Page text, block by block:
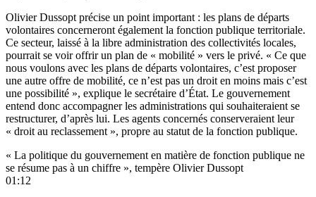
Olivier Dussopt précise un point important : les plans de départs
volontaires concerneront également la fonction publique territoriale.
Ce secteur, laissé à la libre administration des collectivités locales,
pourrait se voir offrir un plan de « mobilité » vers le privé. « Ce que
nous voulons avec les plans de départs volontaires, c’est proposer
une autre offre de mobilité, ce n’est pas un droit en moins mais c’est
une possibilité », explique le secrétaire d’État. Le gouvernement
entend donc accompagner les administrations qui souhaiteraient se
restructurer, d’après lui. Les agents concernés conserveraient leur
« droit au reclassement », propre au statut de la fonction publique.
« La politique du gouvernement en matière de fonction publique ne
se résume pas à un chiffre », tempère Olivier Dussopt
01:12